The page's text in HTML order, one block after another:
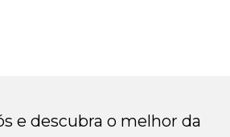
e descubra o melhor da